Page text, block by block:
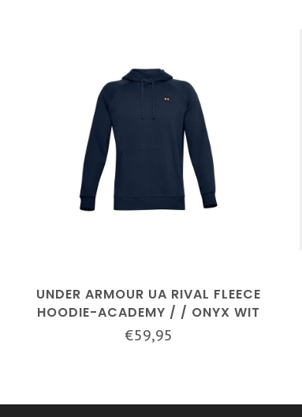
UNDER ARMOUR UA RIVAL FLEECE
HOODIE-ACADEMY / / ONYX WIT
€59,95